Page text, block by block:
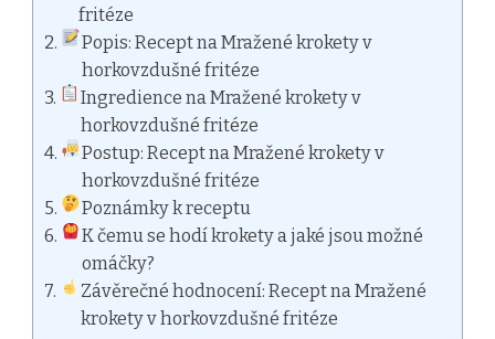
fritéze
Popis: Recept na Mražené krokety v
horkovzdušné fritéze
Ingredience na Mražené krokety v
horkovzdušné fritéze
Postup: Recept na Mražené krokety v
horkovzdušné fritéze
Poznámky k receptu
K čemu se hodí krokety a jaké jsou možné
omáčky?
Závěrečné hodnocení: Recept na Mražené
krokety v horkovzdušné fritéze